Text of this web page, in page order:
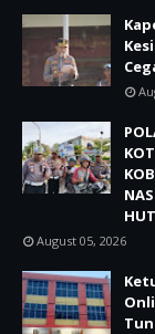
August 05, 2026